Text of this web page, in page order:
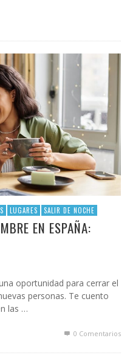
LUGARES SALIR DE NOCHE
EN ESPAÑA:
oportunidad para cerrar el
personas. Te cuento
las …
0 Comentarios